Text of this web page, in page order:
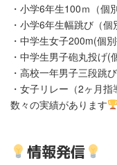
・小学6年生100ｍ（
・小学6年生幅跳び（
・中学生女子200m(個
・中学生男子砲丸投げ
・高校一年男子三段跳
・女子リレー（2ヶ月
数々の実績があります
情報発信